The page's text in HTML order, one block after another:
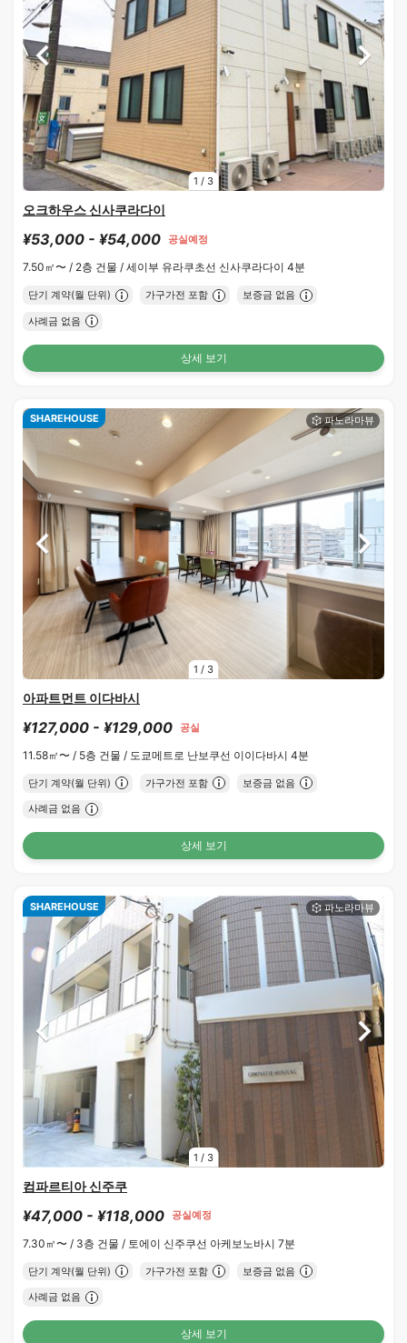
1 / 3
오크하우스 신사쿠라다이
¥53,000 - ¥54,000 공실예정
7.50㎡〜 / 2층 건물 / 세이부 유라쿠초선 신사쿠라다이 4분
단기 계약(월 단위) 가구가전 포함 보증금 없음
사례금 없음
상세 보기
1 / 3
SHAREHOUSE
아파트먼트 이다바시
¥127,000 - ¥129,000 공실
11.58㎡〜 / 5층 건물 / 도쿄메트로 난보쿠선 이이다바시 4분
단기 계약(월 단위) 가구가전 포함 보증금 없음
사례금 없음
상세 보기
1 / 3
SHAREHOUSE
컴파르티아 신주쿠
¥47,000 - ¥118,000 공실예정
7.30㎡〜 / 3층 건물 / 토에이 신주쿠선 아케보노바시 7분
단기 계약(월 단위) 가구가전 포함 보증금 없음
사례금 없음
상세 보기